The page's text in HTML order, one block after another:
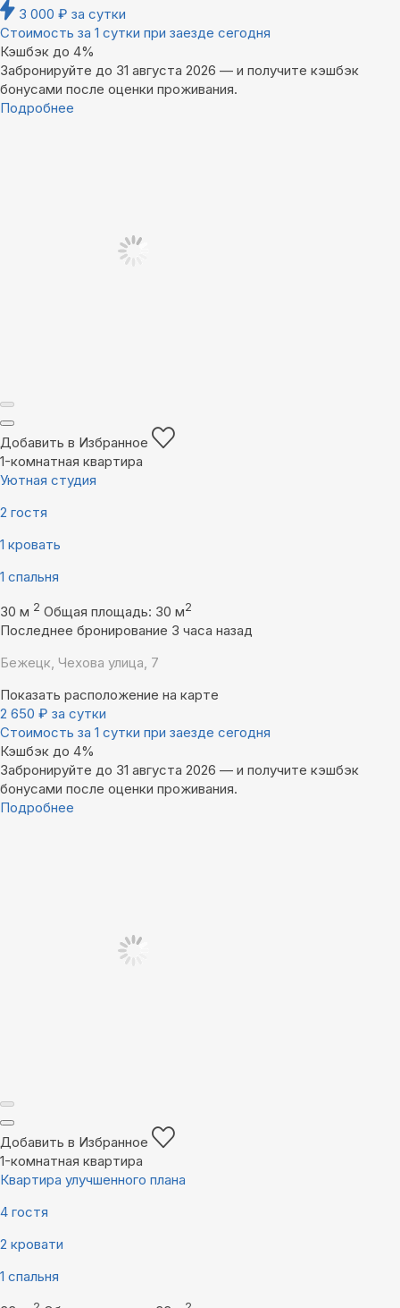
3 000 ₽ за сутки
Стоимость за 1 сутки при заезде сегодня
Кэшбэк до 4%
Забронируйте до 31 августа 2026 — и получите кэшбэк
бонусами после оценки проживания.
Подробнее
Добавить в Избранное
1-комнатная квартира
Уютная студия
2 гостя
1 кровать
1 спальня
30 м 2 Общая площадь: 30 м2
Последнее бронирование 3 часа назад
Бежецк, Чехова улица, 7
Показать расположение на карте
2 650 ₽ за сутки
Стоимость за 1 сутки при заезде сегодня
Кэшбэк до 4%
Забронируйте до 31 августа 2026 — и получите кэшбэк
бонусами после оценки проживания.
Подробнее
Добавить в Избранное
1-комнатная квартира
Квартира улучшенного плана
4 гостя
2 кровати
1 спальня